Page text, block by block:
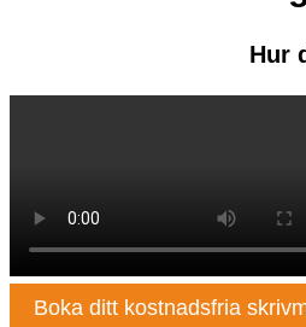
Hur
Boka ditt kostnadsfria